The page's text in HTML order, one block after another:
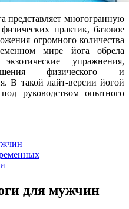
представляет многогранную
практик, базовое
огромного количества
мире йога обрела
упражнения,
физического и
В такой лайт-версии йогой
руководством опытного
для мужчин